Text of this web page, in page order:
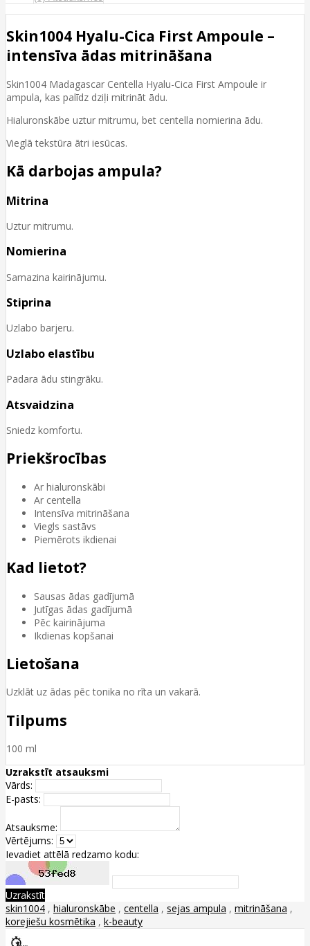
Skin1004 Hyalu-Cica First Ampoule –
intensīva ādas mitrināšana
Skin1004 Madagascar Centella Hyalu-Cica First Ampoule ir
ampula, kas palīdz dziļi mitrināt ādu.
Hialuronskābe uztur mitrumu, bet centella nomierina ādu.
Vieglā tekstūra ātri iesūcas.
Kā darbojas ampula?
Mitrina
Uztur mitrumu.
Nomierina
Samazina kairinājumu.
Stiprina
Uzlabo barjeru.
Uzlabo elastību
Padara ādu stingrāku.
Atsvaidzina
Sniedz komfortu.
Priekšrocības
Ar hialuronskābi
Ar centella
Intensīva mitrināšana
Viegls sastāvs
Piemērots ikdienai
Kad lietot?
Sausas ādas gadījumā
Jutīgas ādas gadījumā
Pēc kairinājuma
Ikdienas kopšanai
Lietošana
Uzklāt uz ādas pēc tonika no rīta un vakarā.
Tilpums
100 ml
Uzrakstīt atsauksmi
Vārds:
E-pasts:
Atsauksme:
Vērtējums:
Ievadiet attēlā redzamo kodu:
Uzrakstīt
skin1004 , hialuronskābe , centella , sejas ampula , mitrināšana ,
korejiešu kosmētika , k-beauty